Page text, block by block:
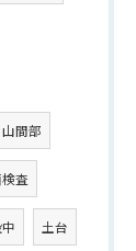
山間部
査
土台